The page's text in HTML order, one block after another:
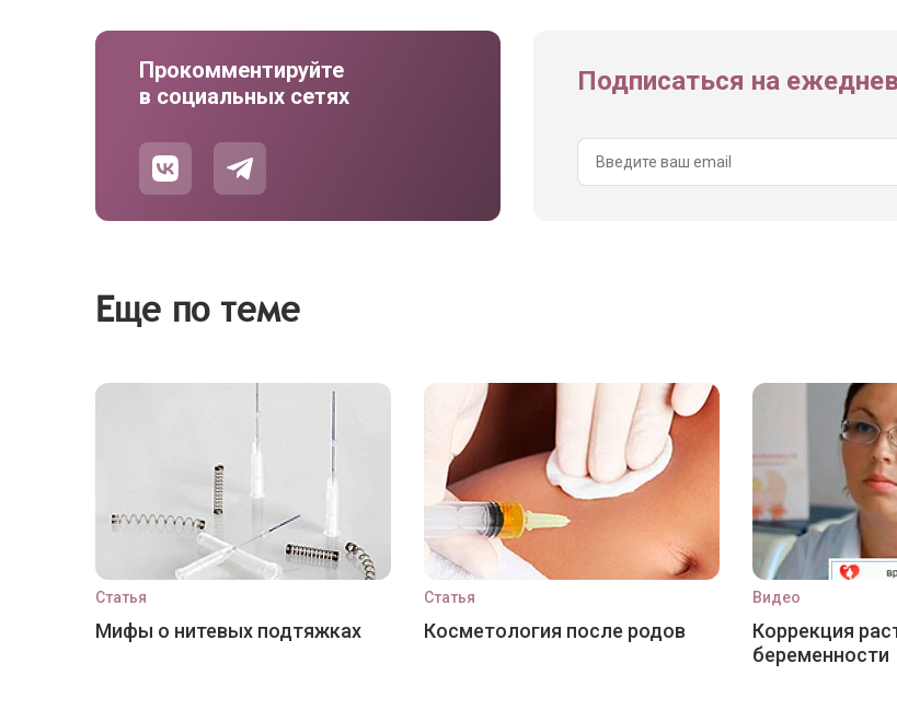
Прокомментируйте
в социальных сетях
Подписаться на
Еще по теме
Статья
Мифы о нитевых подтяжках
Статья
Косметология после родов
Видео
Коррекция
беременности